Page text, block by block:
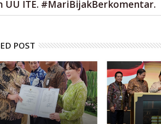
UU ITE. #MariBijakBerkomentar.
POST